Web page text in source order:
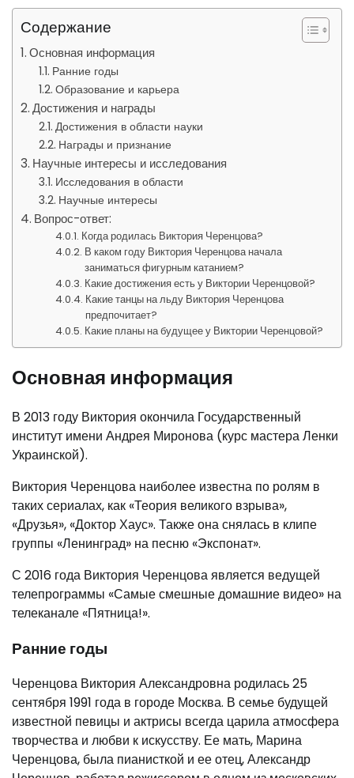
Содержание
Основная информация
Ранние годы
Образование и карьера
Достижения и награды
Достижения в области науки
Награды и признание
Научные интересы и исследования
Исследования в области
Научные интересы
Вопрос-ответ:
Когда родилась Виктория Черенцова?
В каком году Виктория Черенцова начала
заниматься фигурным катанием?
Какие достижения есть у Виктории Черенцовой?
Какие танцы на льду Виктория Черенцова
предпочитает?
Какие планы на будущее у Виктории Черенцовой?
Основная информация
В 2013 году Виктория окончила Государственный
институт имени Андрея Миронова (курс мастера Ленки
Украинской).
Виктория Черенцова наиболее известна по ролям в
таких сериалах, как «Теория великого взрыва»,
«Друзья», «Доктор Хаус». Также она снялась в клипе
группы «Ленинград» на песню «Экспонат».
С 2016 года Виктория Черенцова является ведущей
телепрограммы «Самые смешные домашние видео» на
телеканале «Пятница!».
Ранние годы
Черенцова Виктория Александровна родилась 25
сентября 1991 года в городе Москва. В семье будущей
известной певицы и актрисы всегда царила атмосфера
творчества и любви к искусству. Ее мать, Марина
Черенцова, была пианисткой и ее отец, Александр